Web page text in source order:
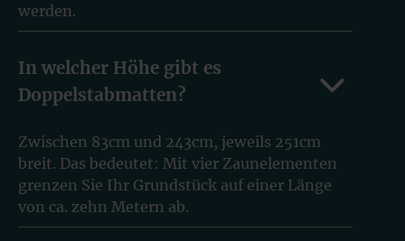
werden.
In welcher Höhe gibt es
Doppelstabmatten?
Zwischen 83cm und 243cm, jeweils 251cm
breit. Das bedeutet: Mit vier Zaunelementen
grenzen Sie Ihr Grundstück auf einer Länge
von ca. zehn Metern ab.